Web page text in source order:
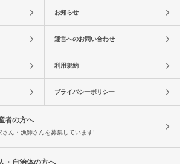
お知らせ
運営へのお問い合わせ
利用規約
プライバシーポリシー
者の方へ
さん・漁師さんを募集しています!
・自治体の方へ